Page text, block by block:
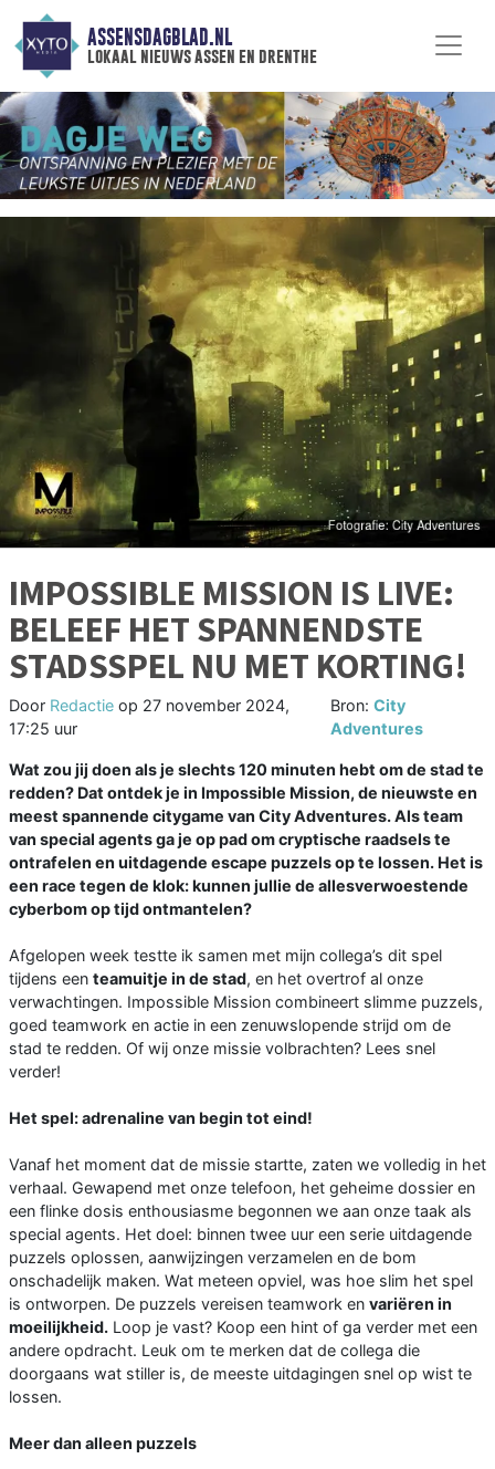
ASSENSDAGBLAD.NL
lokaal nieuws assen en drenthe
IMPOSSIBLE MISSION IS LIVE:
BELEEF HET SPANNENDSTE
STADSSPEL NU MET KORTING!
Door Redactie op 27 november 2024,
17:25 uur
Bron:City
Adventures
Wat zou jij doen als je slechts 120 minuten hebt om de stad te
redden? Dat ontdek je in Impossible Mission, de nieuwste en
meest spannende citygame van City Adventures. Als team
van special agents ga je op pad om cryptische raadsels te
ontrafelen en uitdagende escape puzzels op te lossen. Het is
een race tegen de klok: kunnen jullie de allesverwoestende
cyberbom op tijd ontmantelen?
Afgelopen week testte ik samen met mijn collega’s dit spel
tijdens een teamuitje in de stad, en het overtrof al onze
verwachtingen. Impossible Mission combineert slimme puzzels,
goed teamwork en actie in een zenuwslopende strijd om de
stad te redden. Of wij onze missie volbrachten? Lees snel
verder!
Het spel: adrenaline van begin tot eind!
Vanaf het moment dat de missie startte, zaten we volledig in het
verhaal. Gewapend met onze telefoon, het geheime dossier en
een flinke dosis enthousiasme begonnen we aan onze taak als
special agents. Het doel: binnen twee uur een serie uitdagende
puzzels oplossen, aanwijzingen verzamelen en de bom
onschadelijk maken. Wat meteen opviel, was hoe slim het spel
is ontworpen. De puzzels vereisen teamwork en variëren in
moeilijkheid. Loop je vast? Koop een hint of ga verder met een
andere opdracht. Leuk om te merken dat de collega die
doorgaans wat stiller is, de meeste uitdagingen snel op wist te
lossen.
Meer dan alleen puzzels